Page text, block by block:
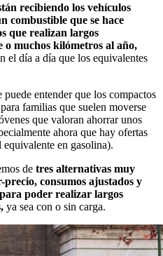
recibiendo los vehículos
combustible que se hace
que realizan largos
o muchos kilómetros al año,
el día a día que los equivalentes
entender que los compactos
familias que suelen moverse
que valoran ahorrar unos
ahora que hay ofertas
en gasolina).
de tres alternativas muy
consumos ajustados y
poder realizar largos
ya sea con o sin carga.